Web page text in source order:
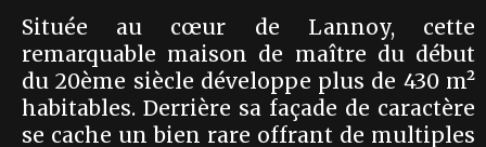
Située au cœur de Lannoy, cette
remarquable maison de maître du début
du 20ème siècle développe plus de 430 m²
habitables. Derrière sa façade de caractère
se cache un bien rare offrant de multiples